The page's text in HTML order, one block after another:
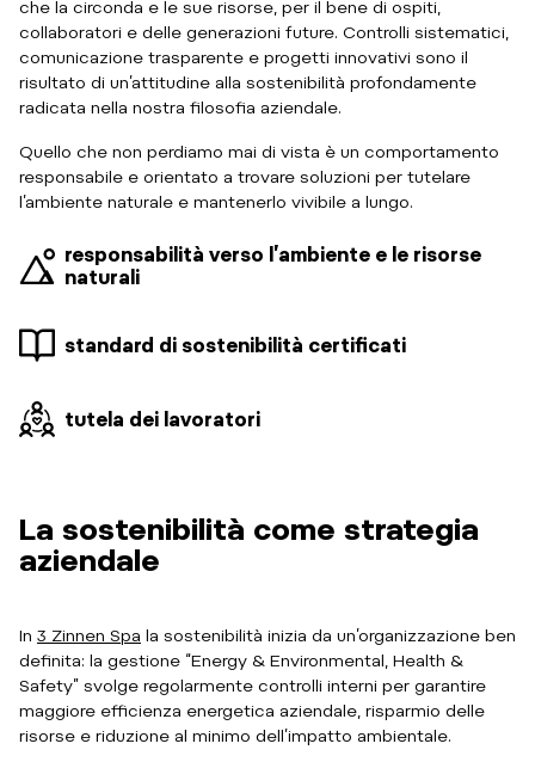
che la circonda e le sue risorse, per il bene di ospiti,
collaboratori e delle generazioni future. Controlli sistematici,
comunicazione trasparente e progetti innovativi sono il
risultato di un’attitudine alla sostenibilità profondamente
radicata nella nostra filosofia aziendale.
Quello che non perdiamo mai di vista è un comportamento
responsabile e orientato a trovare soluzioni per tutelare
l’ambiente naturale e mantenerlo vivibile a lungo.
responsabilità verso l’ambiente e le risorse
naturali
standard di sostenibilità certificati
tutela dei lavoratori
La sostenibilità come strategia
aziendale
In 3 Zinnen Spa la sostenibilità inizia da un’organizzazione ben
definita: la gestione “Energy & Environmental, Health &
Safety” svolge regolarmente controlli interni per garantire
maggiore efficienza energetica aziendale, risparmio delle
risorse e riduzione al minimo dell’impatto ambientale.